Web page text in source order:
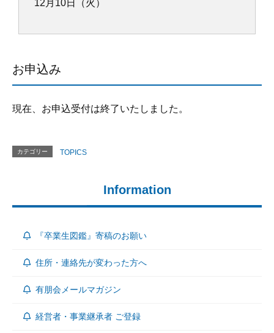
12月10日（火）
お申込み
現在、お申込受付は終了いたしました。
カテゴリー TOPICS
Information
『卒業生図鑑』寄稿のお願い
住所・連絡先が変わった方へ
有朋会メールマガジン
経営者・事業継承者 ご登録